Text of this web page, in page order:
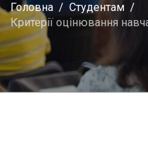
Головна
Студентам
Критерії оцінювання